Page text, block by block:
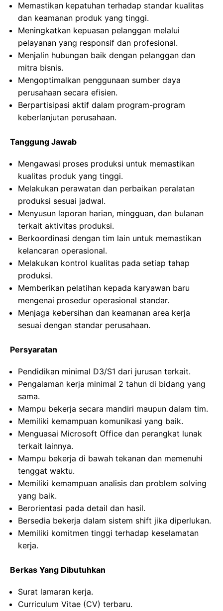
Memastikan kepatuhan terhadap standar kualitas
dan keamanan produk yang tinggi.
Meningkatkan kepuasan pelanggan melalui
pelayanan yang responsif dan profesional.
Menjalin hubungan baik dengan pelanggan dan
mitra bisnis.
Mengoptimalkan penggunaan sumber daya
perusahaan secara efisien.
Berpartisipasi aktif dalam program-program
keberlanjutan perusahaan.
Tanggung Jawab
Mengawasi proses produksi untuk memastikan
kualitas produk yang tinggi.
Melakukan perawatan dan perbaikan peralatan
produksi sesuai jadwal.
Menyusun laporan harian, mingguan, dan bulanan
terkait aktivitas produksi.
Berkoordinasi dengan tim lain untuk memastikan
kelancaran operasional.
Melakukan kontrol kualitas pada setiap tahap
produksi.
Memberikan pelatihan kepada karyawan baru
mengenai prosedur operasional standar.
Menjaga kebersihan dan keamanan area kerja
sesuai dengan standar perusahaan.
Persyaratan
Pendidikan minimal D3/S1 dari jurusan terkait.
Pengalaman kerja minimal 2 tahun di bidang yang
sama.
Mampu bekerja secara mandiri maupun dalam tim.
Memiliki kemampuan komunikasi yang baik.
Menguasai Microsoft Office dan perangkat lunak
terkait lainnya.
Mampu bekerja di bawah tekanan dan memenuhi
tenggat waktu.
Memiliki kemampuan analisis dan problem solving
yang baik.
Berorientasi pada detail dan hasil.
Bersedia bekerja dalam sistem shift jika diperlukan.
Memiliki komitmen tinggi terhadap keselamatan
kerja.
Berkas Yang Dibutuhkan
Surat lamaran kerja.
Curriculum Vitae (CV) terbaru.